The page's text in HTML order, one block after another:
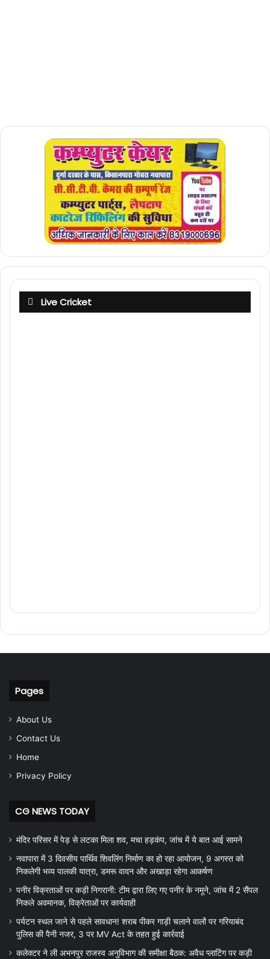
Live Cricket
Pages
About Us
Contact Us
Home
Privacy Policy
CG NEWS TODAY
मंदिर परिसर में पेड़ से लटका मिला शव, मचा हड़कंप, जांच में ये बात आई सामने
नवापारा में 3 दिवसीय पार्थिव शिवलिंग निर्माण का हो रहा आयोजन, 9 अगस्त को
निकलेगी भव्य पालकी यात्रा, डमरू वादन और अखाड़ा रहेगा आकर्षण
पनीर विक्रताओं पर कड़ी निगरानी: टीम द्वारा लिए गए पनीर के नमूने, जांच में 2 सैंपल
निकले अवमानक, विक्रेताओं पर कार्यवाही
पर्यटन स्थल जाने से पहले सावधान! शराब पीकर गाड़ी चलाने वालों पर गरियाबंद
पुलिस की पैनी नजर, 3 पर MV Act के तहत हुई कार्रवाई
कलेक्टर ने ली अभनपुर राजस्व अनुविभाग की समीक्षा बैठक: अवैध प्लाटिंग पर कड़ी